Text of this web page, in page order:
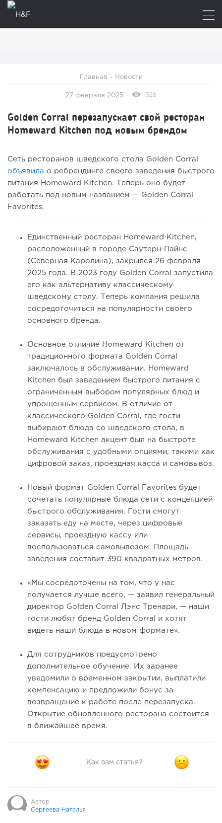
Главная – Новости
27 февраля 2025 1328
Golden Corral перезапускает свой ресторан
Homeward Kitchen под новым брендом
Сеть ресторанов шведского стола Golden Corral
объявила о ребрендинге своего заведения быстрого
питания Homeward Kitchen. Теперь оно будет
работать под новым названием — Golden Corral
Favorites.
Единственный ресторан Homeward Kitchen,
расположенный в городе Саутерн-Пайнс
(Северная Каролина), закрылся 26 февраля
2025 года. В 2023 году Golden Corral запустила
его как альтернативу классическому
шведскому столу. Теперь компания решила
сосредоточиться на популярности своего
основного бренда.
Основное отличие Homeward Kitchen от
традиционного формата Golden Corral
заключалось в обслуживании. Homeward
Kitchen был заведением быстрого питания с
ограниченным выбором популярных блюд и
упрощенным сервисом. В отличие от
классического Golden Corral, где гости
выбирают блюда со шведского стола, в
Homeward Kitchen акцент был на быстроте
обслуживания с удобными опциями, такими как
цифровой заказ, проездная касса и самовывоз.
Новый формат Golden Corral Favorites будет
сочетать популярные блюда сети с концепцией
быстрого обслуживания. Гости смогут
заказать еду на месте, через цифровые
сервисы, проездную кассу или
воспользоваться самовывозом. Площадь
заведения составит 390 квадратных метров.
«Мы сосредоточены на том, что у нас
получается лучше всего, — заявил генеральный
директор Golden Corral Лэнс Тренари, — наши
гости любят бренд Golden Corral и хотят
видеть наши блюда в новом формате».
Для сотрудников предусмотрено
дополнительное обучение. Их заранее
уведомили о временном закрытии, выплатили
компенсацию и предложили бонус за
возвращение к работе после перезапуска.
Открытие обновленного ресторана состоится
в ближайшее время.
Как вам статья?
Автор
Сергеева Наталья